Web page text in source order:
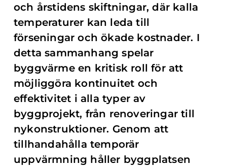
och årstidens skiftningar, där kalla
temperaturer kan leda till
förseningar och ökade kostnader. I
detta sammanhang spelar
byggvärme en kritisk roll för att
möjliggöra kontinuitet och
effektivitet i alla typer av
byggprojekt, från renoveringar till
nykonstruktioner. Genom att
tillhandahålla temporär
uppvärmning håller byggplatsen